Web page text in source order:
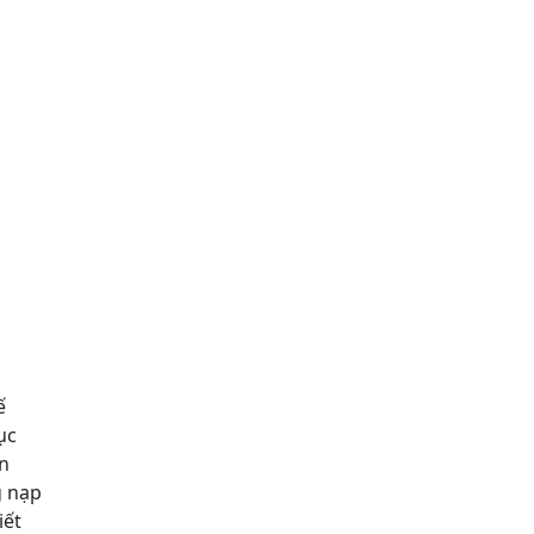
nạp